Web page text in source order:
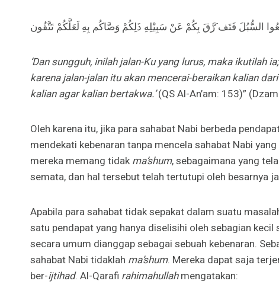
السُّبُلَ فَتَف َرَّقَ بِكُمْ عَنْ سَبِيْلِهِ ذَلِكُمْ وَصَّاكُم بِهِ لَعَلَّكُمْ تَتَّقُون
‘Dan sungguh, inilah jalan-Ku yang lurus, maka ikutilah
karena jalan-jalan itu akan mencerai-beraikan kalian
kalian agar kalian bertakwa.’(QS Al-An’am: 153)”
Oleh karena itu, jika para sahabat Nabi berbeda
mendekati kebenaran tanpa mencela sahabat Nabi
mereka memang tidakma’shum, sebagaimana yang
semata, dan hal tersebut telah tertutupi oleh besarnya
Apabila para sahabat tidak sepakat dalam suatu
satu pendapat yang hanya diselisihi oleh sebagian kecil
secara umum dianggap sebagai sebuah kebenaran.
sahabat Nabi tidaklah ma’shum. Mereka dapat saja
ber-ijtihad. Al-Qarafi rahimahullahmengatakan: